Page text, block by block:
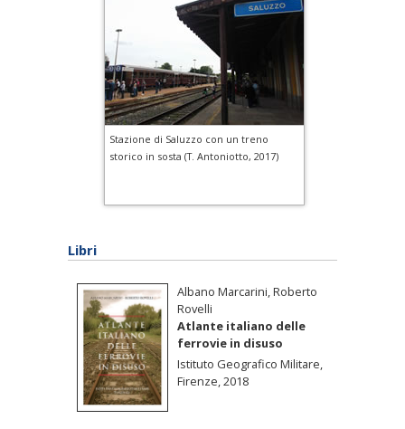
Stazione di Saluzzo con un treno
storico in sosta (T. Antoniotto, 2017)
Libri
Albano Marcarini, Roberto
Rovelli
Atlante italiano delle
ferrovie in disuso
Istituto Geografico Militare,
Firenze, 2018